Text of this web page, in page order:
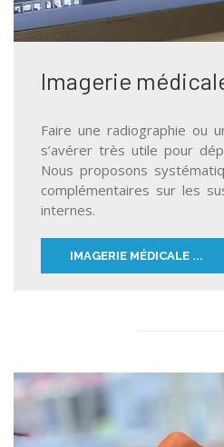
Imagerie
Faire une radiographie ou
s’avérer très utile pour
Nous proposons
complémentaires sur les
internes.
IMAGERIE MÉDICALE ...